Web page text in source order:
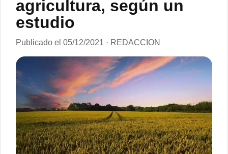
agricultura, según un
estudio
Publicado el 05/12/2021 · REDACCION